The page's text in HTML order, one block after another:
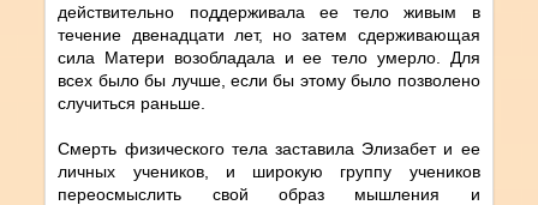
действительно поддерживала ее тело живым в
течение двенадцати лет, но затем сдерживающая
сила Матери возобладала и ее тело умерло. Для
всех было бы лучше, если бы этому было позволено
случиться раньше.
Смерть физического тела заставила Элизабет и ее
личных учеников, и широкую группу учеников
переосмыслить свой образ мышления и